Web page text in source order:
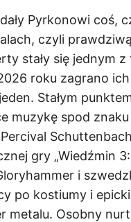
Pyrkonowi coś,
czyli
stały się jednym z
roku zagrano ich
Stałym
muzykę spod
gry „Wiedźmin 3:
i
po kostiumy i
metalu. Osobny